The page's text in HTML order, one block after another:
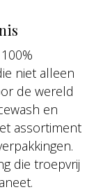
niet alleen
de wereld
en
assortiment
die troepvrij